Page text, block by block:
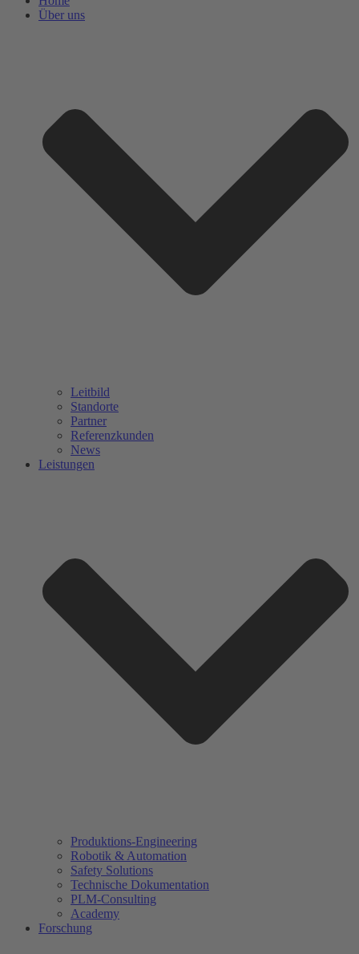
Über uns
Leitbild
Standorte
Partner
Referenzkunden
News
Leistungen
Produktions-Engineering
Robotik & Automation
Safety Solutions
Technische Dokumentation
PLM-Consulting
Academy
Forschung